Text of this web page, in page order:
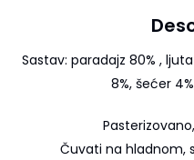
Sastav: paradajz 80% ,
8%, šećer
Čuvati na hladnom,